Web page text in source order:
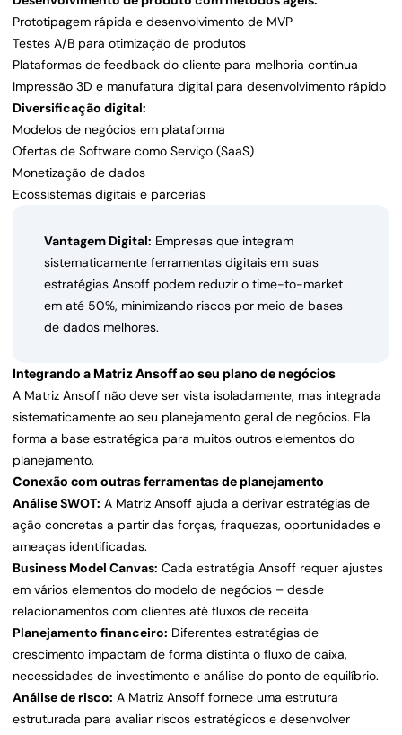
Prototipagem rápida e desenvolvimento de MVP
Testes A/B para otimização de produtos
Plataformas de feedback do cliente para melhoria contínua
Impressão 3D e manufatura digital para desenvolvimento rápido
Diversificação digital:
Modelos de negócios em plataforma
Ofertas de Software como Serviço (SaaS)
Monetização de dados
Ecossistemas digitais e parcerias
Vantagem Digital: Empresas que integram
sistematicamente ferramentas digitais em suas
estratégias Ansoff podem reduzir o time-to-market
em até 50%, minimizando riscos por meio de bases
de dados melhores.
Integrando a Matriz Ansoff ao seu plano de negócios
A Matriz Ansoff não deve ser vista isoladamente, mas integrada
sistematicamente ao seu planejamento geral de negócios. Ela
forma a base estratégica para muitos outros elementos do
planejamento.
Conexão com outras ferramentas de planejamento
Análise SWOT: A Matriz Ansoff ajuda a derivar estratégias de
ação concretas a partir das forças, fraquezas, oportunidades e
ameaças identificadas.
Business Model Canvas: Cada estratégia Ansoff requer ajustes
em vários elementos do modelo de negócios – desde
relacionamentos com clientes até fluxos de receita.
Planejamento financeiro: Diferentes estratégias de
crescimento impactam de forma distinta o fluxo de caixa,
necessidades de investimento e análise do ponto de equilíbrio.
Análise de risco: A Matriz Ansoff fornece uma estrutura
estruturada para avaliar riscos estratégicos e desenvolver